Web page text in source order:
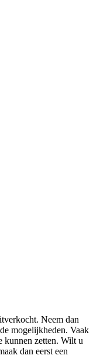
Neem dan
mogelijkheden. Vaak
kunnen zetten. Wilt u
dan eerst een